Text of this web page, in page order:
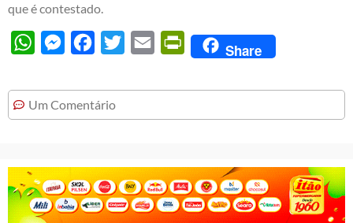
que é contestado.
WhatsAppMessengerFacebook
Twitter Email PrintFriendly
Share
Um Comentário